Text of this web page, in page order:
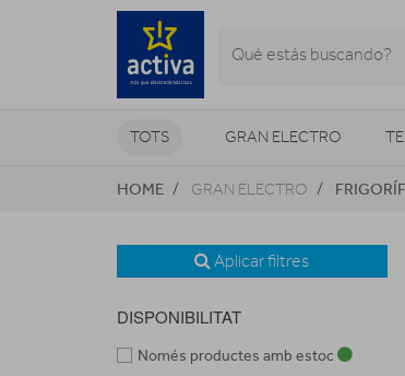
TOTS GRAN ELECTRO
CLIMATITZACIÓ I
HOME GRAN ELECTRO
Aplicar filtres
DISPONIBILITAT
Només productes amb estoc